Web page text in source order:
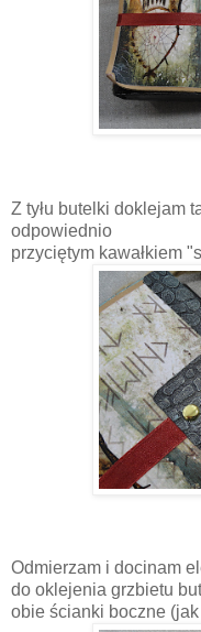
Z tyłu butelki doklejam
odpowiednio
przyciętym kawałkiem
Odmierzam i docinam
do oklejenia grzbietu
obie ścianki boczne